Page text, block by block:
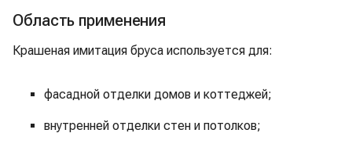
Область применения
Крашеная имитация бруса используется для:
фасадной отделки домов и коттеджей;
внутренней отделки стен и потолков;